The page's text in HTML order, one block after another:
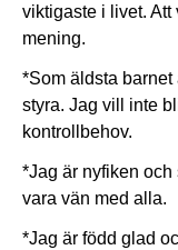
viktigaste i livet.
mening.
*Som äldsta
styra. Jag vill inte
kontrollbehov.
*Jag är nyfiken
vara vän med alla.
*Jag är född glad